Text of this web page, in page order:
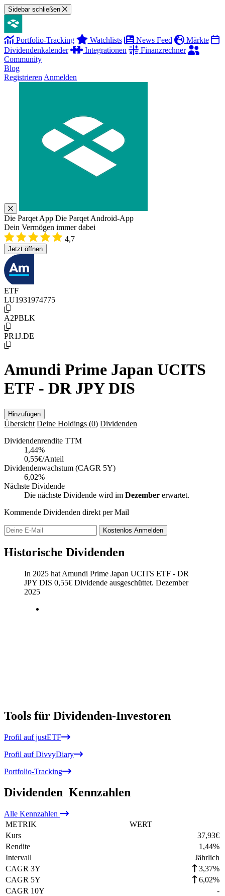
Sidebar schließen
Portfolio-Tracking Watchlists News Feed
Märkte
Dividendenkalender
Integrationen
Finanzrechner
Community
Blog
Registrieren Anmelden
Die Parqet App Die Parqet Android-App
Dein Vermögen immer dabei
4,7
Jetzt öffnen
ETF
LU1931974775
A2PBLK
PR1J.DE
Amundi Prime Japan UCITS
ETF - DR JPY DIS
Hinzufügen
Übersicht Deine Holdings (0) Dividenden
Dividendenrendite TTM
1,44%
0,55€/Anteil
Dividendenwachstum (CAGR 5Y)
6,02%
Nächste Dividende
Die nächste Dividende wird im Dezember erwartet.
Kommende Dividenden direkt per Mail
Kostenlos Anmelden
Historische Dividenden
In 2025 hat Amundi Prime Japan UCITS ETF - DR
JPY DIS 0,55€ Dividende ausgeschüttet. Dezember
2025
Tools für Dividenden-Investoren
Profil auf justETF
Profil auf DivvyDiary
Portfolio-Tracking
Dividenden Kennzahlen
Alle Kennzahlen
METRIK
WERT
Kurs
37,93€
Rendite
1,44%
Intervall
Jährlich
CAGR 3Y
3,37%
CAGR 5Y
6,02%
CAGR 10Y
-